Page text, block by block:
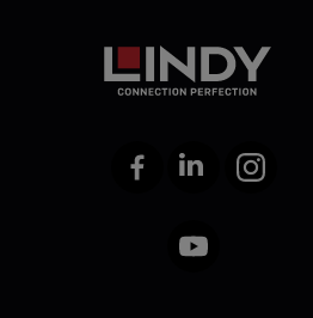
FacebookLinkedInInstagram
YouTube